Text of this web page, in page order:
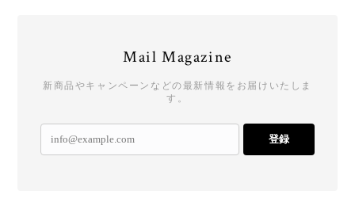
Mail Magazine
新商品やキャンペーンなどの最新情報をお届けいたしま
す。
登録